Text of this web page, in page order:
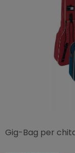
Gig-Bag per